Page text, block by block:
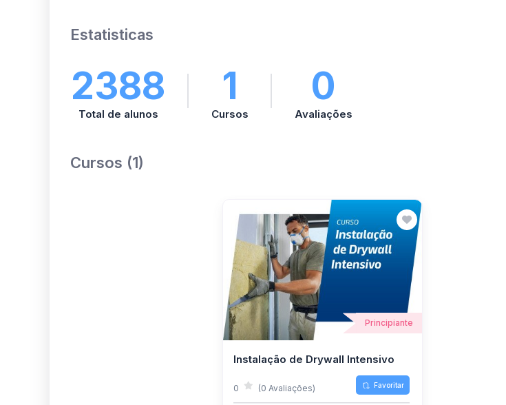
Estatisticas
2388
Total de alunos
1
Cursos
0
Avaliações
Cursos (1)
Principiante
Instalação de Drywall Intensivo
0 (0 Avaliações) Favoritar